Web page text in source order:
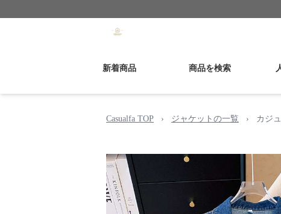
新着商品 商品を検索
Casualfa TOP › ジャケットの一覧 › カジ